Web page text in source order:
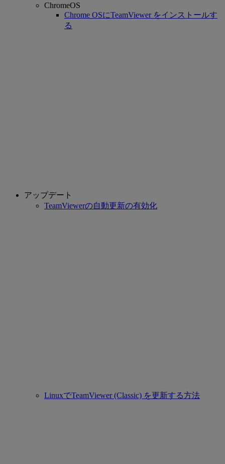
ChromeOS
Chrome OSにTeamViewer をインストールす
る
アップデート
TeamViewerの自動更新の有効化
LinuxでTeamViewer (Classic) を更新する方法